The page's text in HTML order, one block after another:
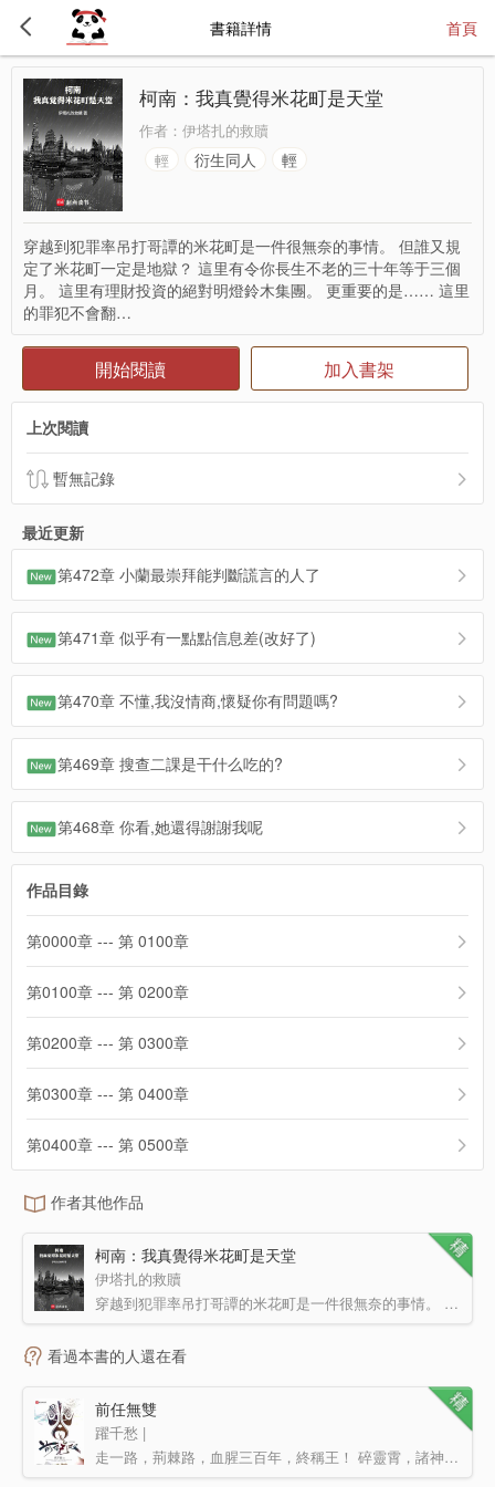
書籍詳情 首頁
柯南：我真覺得米花町是天堂
作者： 伊塔扎的救贖
輕
衍生同人 輕
穿越到犯罪率吊打哥譚的米花町是一件很無奈的事情。 但誰又規
定了米花町一定是地獄？ 這里有令你長生不老的三十年等于三個
月。 這里有理財投資的絕對明燈鈴木集團。 更重要的是…… 這里
的罪犯不會翻…
開始閱讀 加入書架
上次閱讀
暫無記錄
最近更新
第472章 小蘭最崇拜能判斷謊言的人了
第471章 似乎有一點點信息差(改好了)
第470章 不懂,我沒情商,懷疑你有問題嗎?
第469章 搜查二課是干什么吃的?
第468章 你看,她還得謝謝我呢
作品目錄
第0000章 --- 第 0100章
第0100章 --- 第 0200章
第0200章 --- 第 0300章
第0300章 --- 第 0400章
第0400章 --- 第 0500章
作者其他作品
柯南：我真覺得米花町是天堂
伊塔扎的救贖
穿越到犯罪率吊打哥譚的米花町是一件很無奈的事情。 但誰又規定了米花町一定是地獄？ 這里有令你長生…
看過本書的人還在看
前任無雙
躍千愁 |
走一路，荊棘路，血腥三百年，終稱王！ 碎靈霄，諸神怒，天羅地網哪里逃？ 逃逃逃，歸歸歸，萬念…